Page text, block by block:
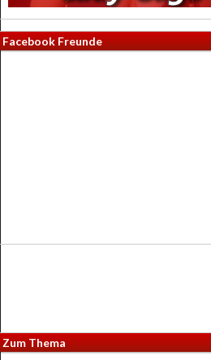
Facebook Freunde
Zum Thema